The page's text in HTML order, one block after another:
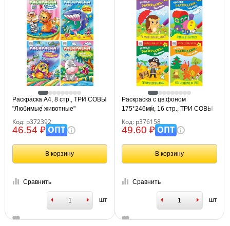
Раскраска А4, 8 стр., ТРИ СОВЫ
"Любимые животные"
Код: р372392
46.54 ₽ОПТ
В корзину
Сравнить
шт
Раскраска с цв.фоном
175*246мм, 16 стр., ТРИ СОВЫ
"Весёлые раскраски-задачки"
Код: р376158
49.60 ₽ОПТ
В корзину
Сравнить
шт